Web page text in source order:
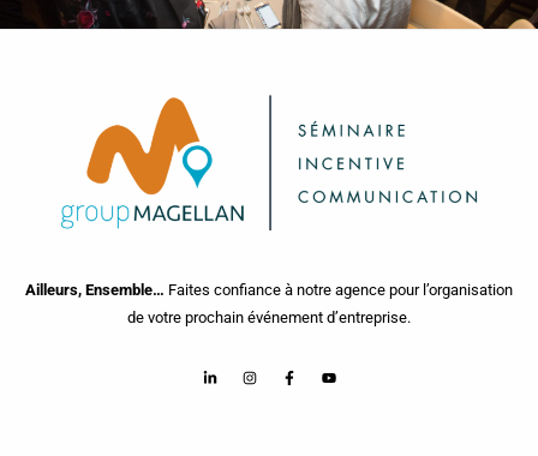
Ailleurs, Ensemble… Faites confiance à notre agence pour l’organisation
de votre prochain événement d’entreprise.